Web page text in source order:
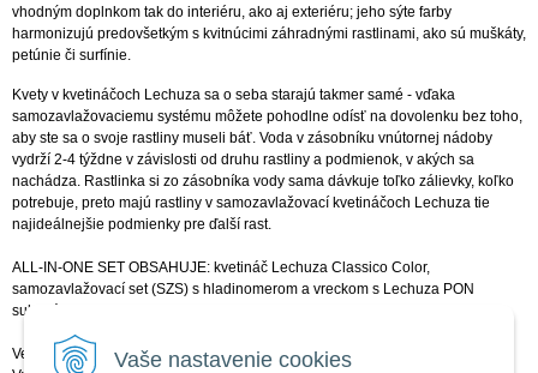
Vaše nastavenie cookies
vhodným doplnkom tak do interiéru, ako aj exteriéru; jeho sýte farby
harmonizujú predovšetkým s kvitnúcimi záhradnými rastlinami, ako sú muškáty,
petúnie či surfínie.
Kvety v kvetináčoch Lechuza sa o seba starajú takmer samé - vďaka
samozavlažovaciemu systému môžete pohodlne odísť na dovolenku bez toho,
aby ste sa o svoje rastliny museli báť. Voda v zásobníku vnútornej nádoby
vydrží 2-4 týždne v závislosti od druhu rastliny a podmienok, v akých sa
nachádza. Rastlinka si zo zásobníka vody sama dávkuje toľko zálievky, koľko
potrebuje, preto majú rastliny v samozavlažovací kvetináčoch Lechuza tie
najideálnejšie podmienky pre ďalší rast.
ALL-IN-ONE SET OBSAHUJE: kvetináč Lechuza Classico Color,
samozavlažovací set (SZS) s hladinomerom a vreckom s Lechuza PON
substrátom.
Veľkosť: